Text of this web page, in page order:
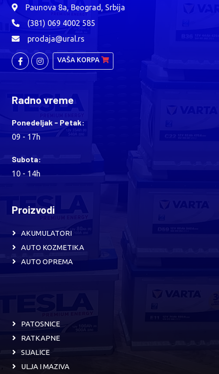
Paunova 8a, Beograd, Srbija
(381) 069 4002 585
prodaja@ural.rs
VAŠA KORPA
Radno vreme
Ponedeljak - Petak:
09 - 17h
Subota:
10 - 14h
Proizvodi
AKUMULATORI
AUTO KOZMETIKA
AUTO OPREMA
PATOSNICE
RATKAPNE
SIJALICE
ULJA I MAZIVA